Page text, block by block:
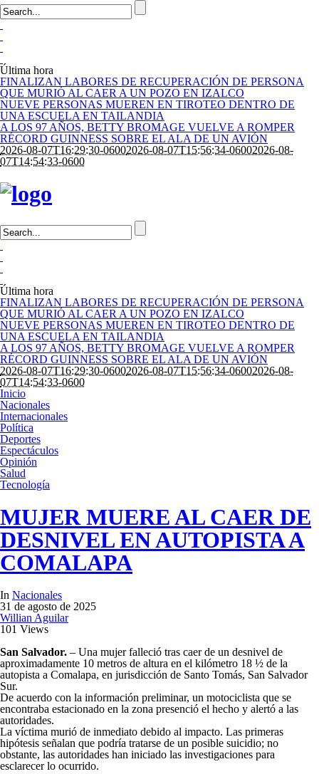
Última hora
FINALIZAN LABORES DE RECUPERACIÓN DE PERSONA
QUE MURIÓ AL CAER A UN POZO EN IZALCO
NUEVE PERSONAS MUEREN EN TIROTEO DENTRO DE
UNA ESCUELA EN TAILANDIA
A LOS 97 AÑOS, BETTY BROMAGE VUELVE A ROMPER
RÉCORD GUINNESS SOBRE EL ALA DE UN AVIÓN
2026-08-07T16:29:30-06002026-08-07T15:56:34-06002026-08-
07T14:54:33-0600
Última hora
FINALIZAN LABORES DE RECUPERACIÓN DE PERSONA
QUE MURIÓ AL CAER A UN POZO EN IZALCO
NUEVE PERSONAS MUEREN EN TIROTEO DENTRO DE
UNA ESCUELA EN TAILANDIA
A LOS 97 AÑOS, BETTY BROMAGE VUELVE A ROMPER
RÉCORD GUINNESS SOBRE EL ALA DE UN AVIÓN
2026-08-07T16:29:30-06002026-08-07T15:56:34-06002026-08-
07T14:54:33-0600
Inicio
Nacionales
Internacionales
Política
Deportes
Espectáculos
Opinión
Salud
Tecnología
MUJER MUERE AL CAER DE
DESNIVEL EN AUTOPISTA A
COMALAPA
In Nacionales
31 de agosto de 2025
Willian Aguilar
101 Views
San Salvador. – Una mujer falleció tras caer de un desnivel de
aproximadamente 10 metros de altura en el kilómetro 18 ½ de la
autopista a Comalapa, en jurisdicción de Santo Tomás, San Salvador
Sur.
De acuerdo con la información preliminar, un motociclista que se
encontraba estacionado en la zona presenció el hecho y alertó a las
autoridades.
La víctima murió de inmediato debido al impacto. Las primeras
hipótesis señalan que podría tratarse de un posible suicidio; no
obstante, las autoridades han iniciado las investigaciones para
esclarecer lo ocurrido.